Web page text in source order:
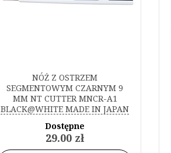
NÓŻ Z OSTRZEM
SEGMENTOWYM CZARNYM 9
MM NT CUTTER MNCR-A1
BLACK@WHITE MADE IN JAPAN
Dostępne
29.00 zł